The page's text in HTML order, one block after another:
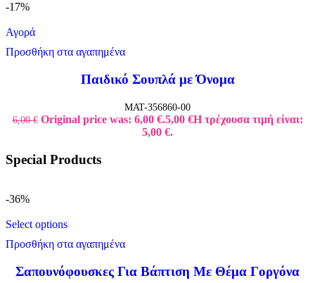
-17%
Αγορά
Προσθήκη στα αγαπημένα
Παιδικό Σουπλά με Όνομα
MAT-356860-00
6,00€ Original price was: 6,00 €.5,00 €Η τρέχουσα τιμή είναι:
5,00 €.
Special Products
-36%
Select options
Προσθήκη στα αγαπημένα
Σαπουνόφουσκες Για Βάπτιση Με Θέμα Γοργόνα